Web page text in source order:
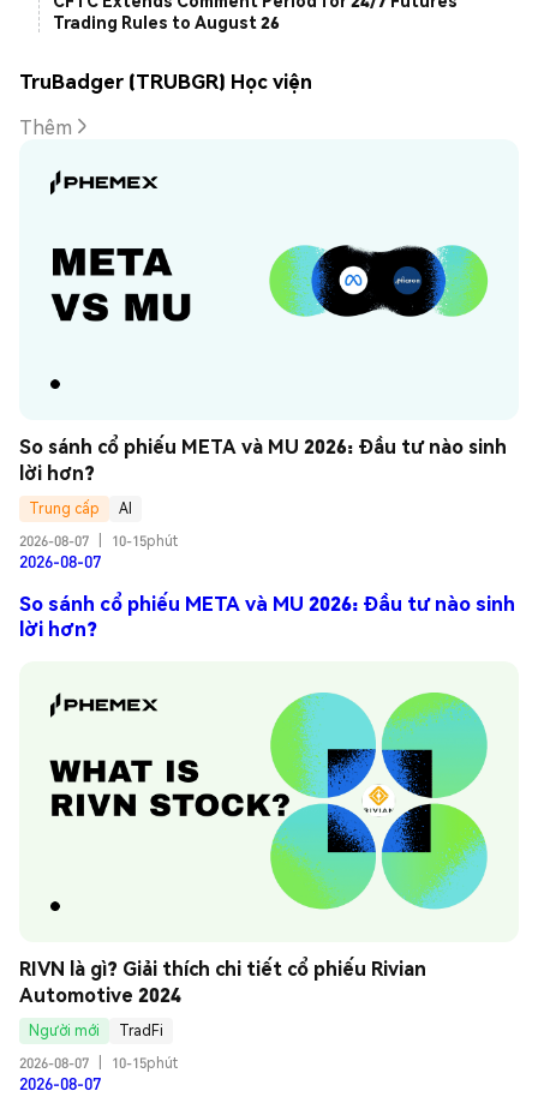
Trading Rules to August 26
TruBadger (TRUBGR) Học viện
Thêm
So sánh cổ phiếu META và MU 2026: Đầu tư nào sinh
lời hơn?
Trung cấp
AI
2026-08-07
10-15phút
2026-08-07
So sánh cổ phiếu META và MU 2026: Đầu tư nào sinh
lời hơn?
RIVN là gì? Giải thích chi tiết cổ phiếu Rivian
Automotive 2024
Người mới
TradFi
2026-08-07
10-15phút
2026-08-07